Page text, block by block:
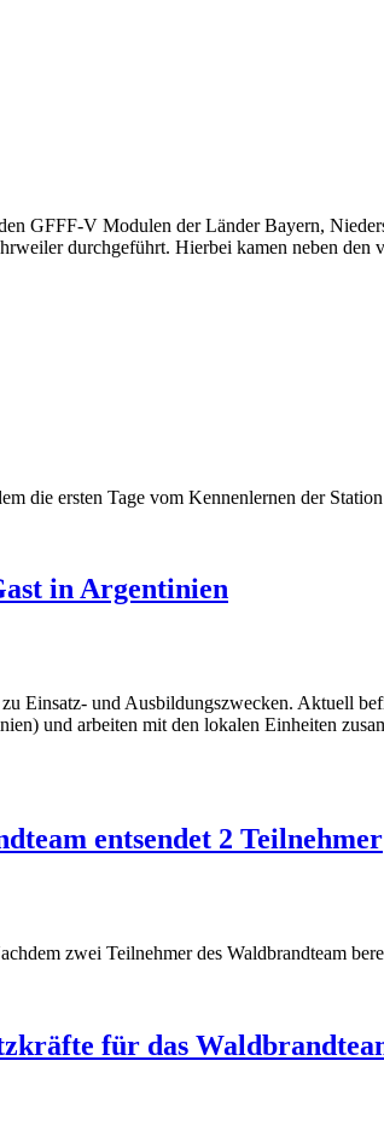
GFFF-V Modulen der Länder Bayern,
durchgeführt. Hierbei kamen neben den
die ersten Tage vom Kennenlernen der
in Argentinien
Einsatz- und Ausbildungszwecken. Aktuell
und arbeiten mit den lokalen Einheiten
entsendet 2 Teilnehmer
zwei Teilnehmer des Waldbrandteam
für das